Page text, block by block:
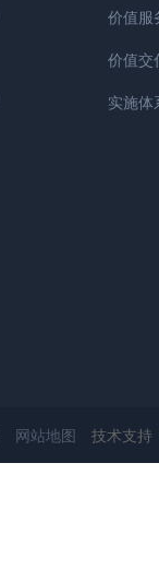
价值服
价值交
实施体
网站地图 技术支持